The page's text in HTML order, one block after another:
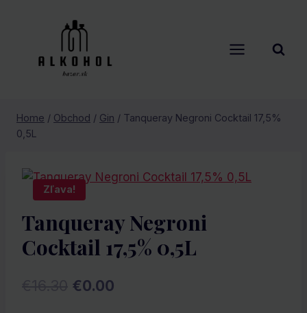
Home / Obchod / Gin / Tanqueray Negroni Cocktail 17,5%
0,5L
Zľava!
Tanqueray Negroni
Cocktail 17,5% 0,5L
Pôvodná
€0.00